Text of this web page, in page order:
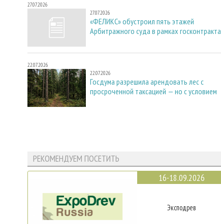
27.07.2026
27.07.2026
«ФЕЛИКС» обустроил пять этажей
Арбитражного суда в рамках госконтракта
22.07.2026
22.07.2026
Госдума разрешила арендовать лес с
просроченной таксацией — но с условием
РЕКОМЕНДУЕМ ПОСЕТИТЬ
16-18.09.2026
Эксподрев